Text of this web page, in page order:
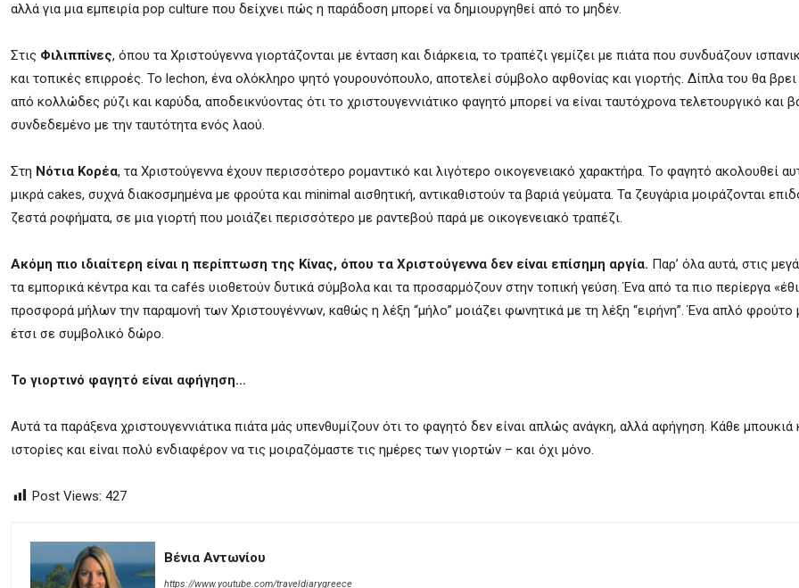
αλλά για μια εμπειρία pop culture που δείχνει πώς η παράδοση μπορεί να δημιουργηθεί από το μηδέν.
Στις Φιλιππίνες, όπου τα Χριστούγεννα γιορτάζονται με ένταση και διάρκεια, το τραπέζι γεμίζει με πιάτα που συνδυάζουν
και τοπικές επιρροές. Το lechon, ένα ολόκληρο ψητό γουρουνόπουλο, αποτελεί σύμβολο αφθονίας και γιορτής. Δίπλα του θα βρει
από κολλώδες ρύζι και καρύδα, αποδεικνύοντας ότι το χριστουγεννιάτικο φαγητό μπορεί να είναι ταυτόχρονα τελετουργικό και
συνδεδεμένο με την ταυτότητα ενός λαού.
Στη Νότια Κορέα, τα Χριστούγεννα έχουν περισσότερο ρομαντικό και λιγότερο οικογενειακό χαρακτήρα. Το φαγητό ακολουθεί
μικρά cakes, συχνά διακοσμημένα με φρούτα και minimal αισθητική, αντικαθιστούν τα βαριά γεύματα. Τα ζευγάρια μοιράζονται
ζεστά ροφήματα, σε μια γιορτή που μοιάζει περισσότερο με ραντεβού παρά με οικογενειακό τραπέζι.
Ακόμη πιο ιδιαίτερη είναι η περίπτωση της Κίνας, όπου τα Χριστούγεννα δεν είναι επίσημη αργία. Παρ’ όλα αυτά, στις
τα εμπορικά κέντρα και τα cafés υιοθετούν δυτικά σύμβολα και τα προσαρμόζουν στην τοπική γεύση. Ένα από τα πιο περίεργα
προσφορά μήλων την παραμονή των Χριστουγέννων, καθώς η λέξη “μήλο” μοιάζει φωνητικά με τη λέξη “ειρήνη”. Ένα απλό φρούτο
έτσι σε συμβολικό δώρο.
Το γιορτινό φαγητό είναι αφήγηση…
Αυτά τα παράξενα χριστουγεννιάτικα πιάτα μάς υπενθυμίζουν ότι το φαγητό δεν είναι απλώς ανάγκη, αλλά αφήγηση. Κάθε
ιστορίες και είναι πολύ ενδιαφέρον να τις μοιραζόμαστε τις ημέρες των γιορτών – και όχι μόνο.
Post Views: 427
Βένια Αντωνίου
https://www.youtube.com/traveldiarygreece